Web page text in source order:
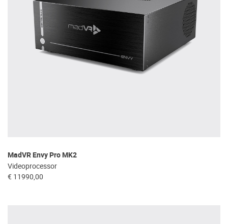
MadVR Envy Pro MK2
Videoprocessor
€ 11990,00